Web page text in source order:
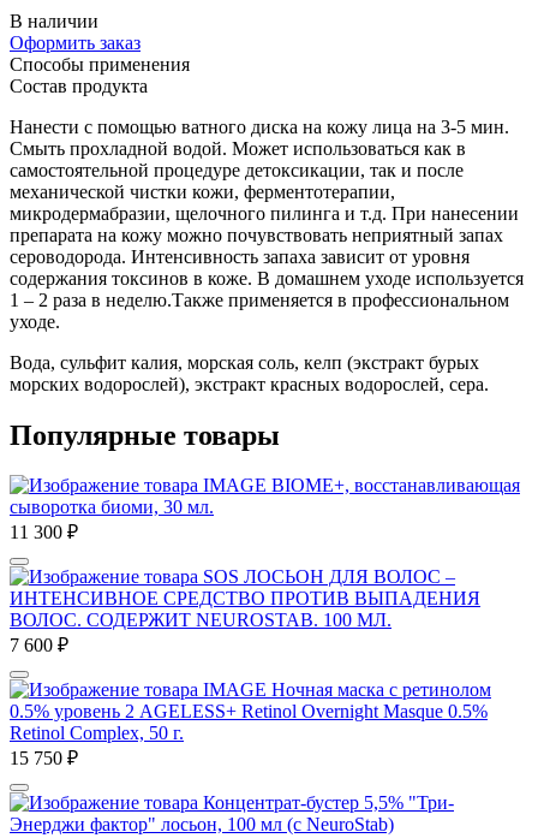
В наличии
Оформить заказ
Способы применения
Состав продукта
Нанести с помощью ватного диска на кожу лица на 3-5 мин.
Смыть прохладной водой. Может использоваться как в
самостоятельной процедуре детоксикации, так и после
механической чистки кожи, ферментотерапии,
микродермабразии, щелочного пилинга и т.д. При нанесении
препарата на кожу можно почувствовать неприятный запах
сероводорода. Интенсивность запаха зависит от уровня
содержания токсинов в коже. В домашнем уходе используется
1 – 2 раза в неделю.Также применяется в профессиональном
уходе.
Вода, сульфит калия, морская соль, келп (экстракт бурых
морских водорослей), экстракт красных водорослей, сера.
Популярные товары
IMAGE BIOME+, восстанавливающая
сыворотка биоми, 30 мл.
11 300 ₽
SOS ЛОСЬОН ДЛЯ ВОЛОС –
ИНТЕНСИВНОЕ СРЕДСТВО ПРОТИВ ВЫПАДЕНИЯ
ВОЛОС. СОДЕРЖИТ NEUROSTAB. 100 МЛ.
7 600 ₽
IMAGE Ночная маска с ретинолом
0.5% уровень 2 AGELESS+ Retinol Overnight Masque 0.5%
Retinol Complex, 50 г.
15 750 ₽
Концентрат-бустер 5,5% "Три-
Энерджи фактор" лосьон, 100 мл (с NeuroStab)